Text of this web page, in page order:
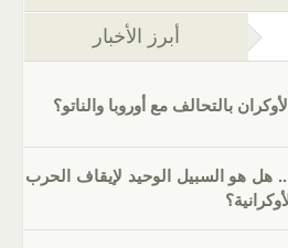
التبويب النشطة)
أبرز الأخبار
بالتحالف مع أوروبا والناتو؟
هل هو السبيل الوحيد لإيقاف الحرب